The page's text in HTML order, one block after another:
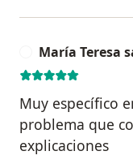
María Teresa
Muy específico
problema que
explicaciones